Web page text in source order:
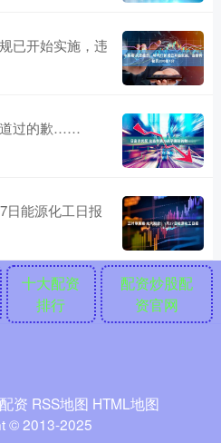
已开始实施，违
道过的歉……
日能源化工日报
十大配资
排行
配资炒股配
资官网
资 RSS地图 HTML地图
© 2013-2025